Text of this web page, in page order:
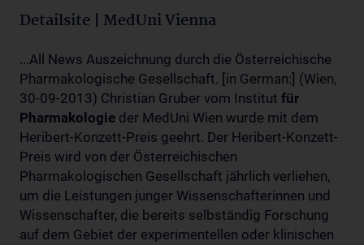
Detailsite | MedUni Vienna
...All News Auszeichnung durch die Österreichische
Pharmakologische Gesellschaft. [in German:] (Wien,
30-09-2013) Christian Gruber vom Institut für
Pharmakologie der MedUni Wien wurde mit dem
Heribert-Konzett-Preis geehrt. Der Heribert-Konzett-
Preis wird von der Österreichischen
Pharmakologischen Gesellschaft jährlich verliehen,
um die Leistungen junger Wissenschafterinnen und
Wissenschafter, die bereits selbständig Forschung
auf dem Gebiet der experimentellen oder klinischen